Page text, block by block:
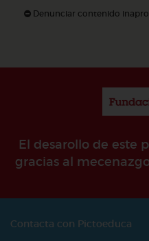
Denunciar contenido
El desarollo de este
gracias al
Contacta con Pictoeduca